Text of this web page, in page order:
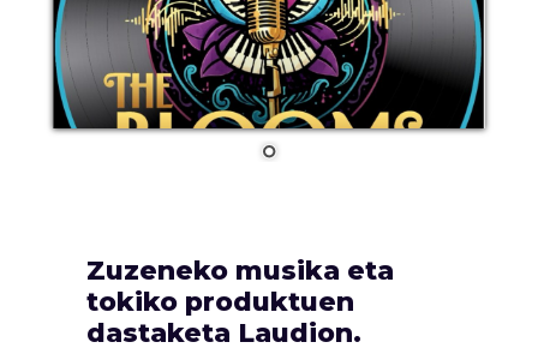
Zuzeneko musika eta
tokiko produktuen
dastaketa Laudion.